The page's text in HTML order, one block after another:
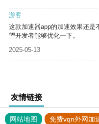
游客
这款加速器app的加速效果还是
望开发者能够优化一下。
2025-05-13
友情链接
网站地图 免费vqn外网加